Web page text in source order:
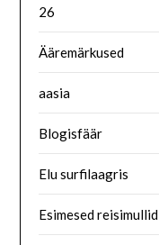
26
Ääremärkused
aasia
Blogisfäär
Elu surfilaagris
Esimesed reisimullid